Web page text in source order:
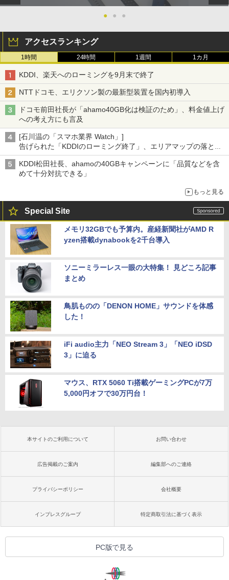
● ● ●
アクセスランキング
1時間 24時間 1週間 1カ月
KDDI、楽天へのローミングを9月末で終了
NTTドコモ、エリクソン製の最新型装置を国内初導入
ドコモ前田社長が「ahamo40GB化は検証のため」、料金値上げ
への考え方にも言及
[石川温の「スマホ業界 Watch」]
告げられた「KDDIのローミング終了」、エリアマップの落とし
穴と楽天モバイルの課題
KDDI松田社長、ahamoの40GBキャンペーンに「品質などを含
めて十分対抗できる」
もっと見る
Special Site
メモリ32GBでも予算内。産経新聞社がAMD R
yzen搭載dynabookを2千台導入
ソニーミラーレス一眼の大特集！ 見どころ記事
まとめ
鳥肌ものの「DENON HOME」サウンドを体感
した！
iFi audio主力「NEO Stream 3」「NEO iDSD
3」に迫る
マウス、RTX 5060 Ti搭載ゲーミングPCが7万
5,000円オフで30万円台！
本サイトのご利用について お問い合わせ
広告掲載のご案内 編集部へのご連絡
プライバシーポリシー 会社概要
インプレスグループ 特定商取引法に基づく表示
PC版で見る